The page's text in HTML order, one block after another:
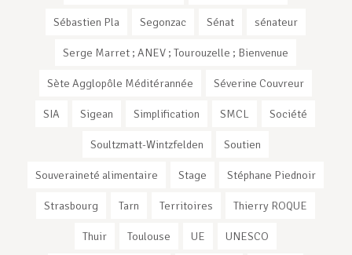
Sébastien Pla Segonzac Sénat sénateur
Serge Marret ; ANEV ; Tourouzelle ; Bienvenue
Sète Agglopôle Méditérannée Séverine Couvreur
SIA Sigean Simplification SMCL Société
Soultzmatt-Wintzfelden Soutien
Souveraineté alimentaire Stage Stéphane Piednoir
Strasbourg Tarn Territoires Thierry ROQUE
Thuir Toulouse UE UNESCO